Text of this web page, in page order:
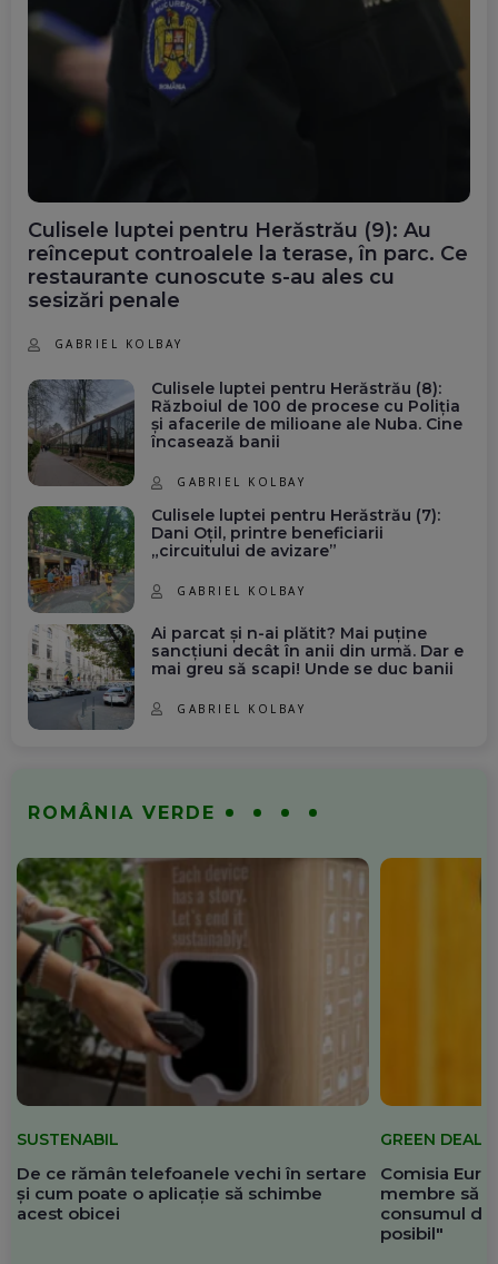
Culisele luptei pentru Herăstrău (9): Au
reînceput controalele la terase, în parc. Ce
restaurante cunoscute s-au ales cu
sesizări penale
GABRIEL KOLBAY
Culisele luptei pentru Herăstrău (8):
Războiul de 100 de procese cu Poliția
și afacerile de milioane ale Nuba. Cine
încasează banii
GABRIEL KOLBAY
Culisele luptei pentru Herăstrău (7):
Dani Oțil, printre beneficiarii
„circuitului de avizare”
GABRIEL KOLBAY
Ai parcat și n-ai plătit? Mai puține
sancțiuni decât în anii din urmă. Dar e
mai greu să scapi! Unde se duc banii
GABRIEL KOLBAY
ROMÂNIA VERDE
SUSTENABIL
De ce rămân telefoanele vechi în sertare
și cum poate o aplicație să schimbe
acest obicei
GREEN DEAL
Comisia
membre să
consumul de
posibil"